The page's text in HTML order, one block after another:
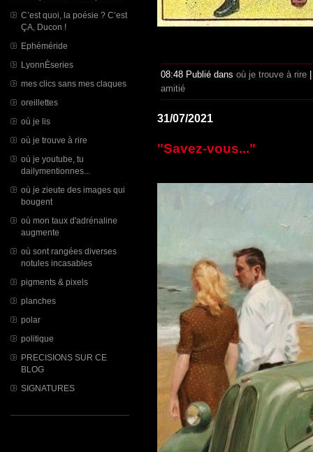
C’est quoi, la poésie ? C’est
ÇA, Ducon !
Ephéméride
LyonnÈseries
mes clics sans mes claques
oreillettes
où je lis
où je trouve à rire
où je youtube, tu
dailymentionnes...
où je zieute des images qui
bougent
où mon taux d'adrénaline
augmente
où sont rangées diverses
notules incasables
pigments & pixels
planches
polar
politique
PRECISIONS SUR CE
BLOG
SIGNATURES
08:48 Publié dans où je trouve à rire
amitié
31/07/2021
"Savez-vous..."